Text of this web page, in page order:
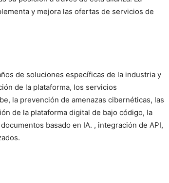
y mejora las ofertas de servicios de
de soluciones específicas de la industria y
de la plataforma, los servicios
la prevención de amenazas cibernéticas, las
de la plataforma digital de bajo código, la
basado en IA. , integración de API,